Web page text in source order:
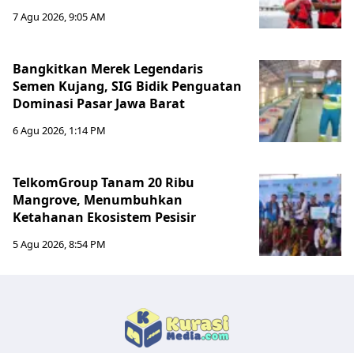
7 Agu 2026, 9:05 AM
Bangkitkan Merek Legendaris
Semen Kujang, SIG Bidik Penguatan
Dominasi Pasar Jawa Barat
6 Agu 2026, 1:14 PM
TelkomGroup Tanam 20 Ribu
Mangrove, Menumbuhkan
Ketahanan Ekosistem Pesisir
5 Agu 2026, 8:54 PM